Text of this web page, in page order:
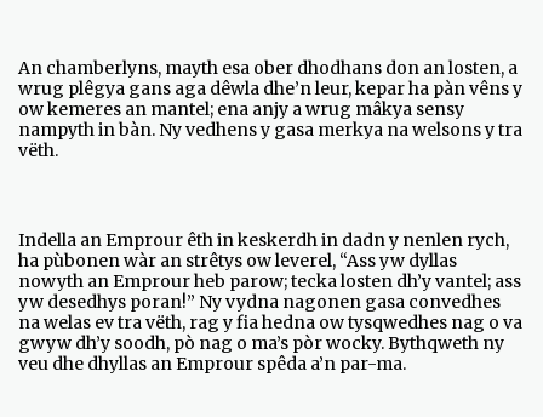
An chamberlyns, mayth esa ober dhodhans don an losten, a
wrug plêgya gans aga dêwla dhe’n leur, kepar ha pàn vêns y
ow kemeres an mantel; ena anjy a wrug mâkya sensy
nampyth in bàn. Ny vedhens y gasa merkya na welsons y tra
vëth.
Indella an Emprour êth in keskerdh in dadn y nenlen rych,
ha pùbonen wàr an strêtys ow leverel, “Ass yw dyllas
nowyth an Emprour heb parow; tecka losten dh’y vantel; ass
yw desedhys poran!” Ny vydna nagonen gasa convedhes
na welas ev tra vëth, rag y fia hedna ow tysqwedhes nag o va
gwyw dh’y soodh, pò nag o ma’s pòr wocky. Bythqweth ny
veu dhe dhyllas an Emprour spêda a’n par-ma.